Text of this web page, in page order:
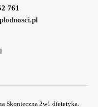
761
Skonieczna 2w1 dietetyka.